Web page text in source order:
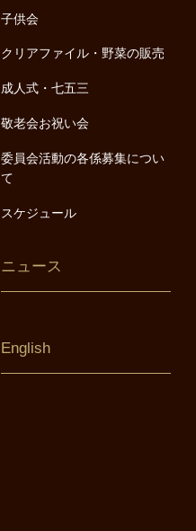
子供会
クリアファイル・野菜の販売
成人式・七五三
敬老会お祝い会
委員会活動の各係募集につい
て
スケジュール
ニュース
English